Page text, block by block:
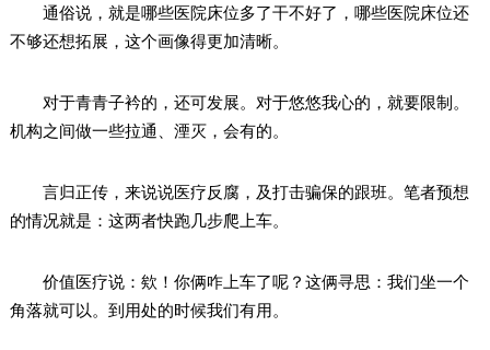
通俗说，就是哪些医院床位多了干不好了，哪些医院床位还
不够还想拓展，这个画像得更加清晰。
对于青青子衿的，还可发展。对于悠悠我心的，就要限制。
机构之间做一些拉通、湮灭，会有的。
言归正传，来说说医疗反腐，及打击骗保的跟班。笔者预想
的情况就是：这两者快跑几步爬上车。
价值医疗说：欸！你俩咋上车了呢？这俩寻思：我们坐一个
角落就可以。到用处的时候我们有用。